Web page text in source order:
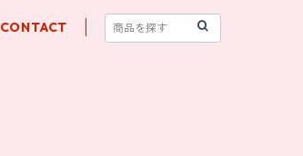
CONTACT